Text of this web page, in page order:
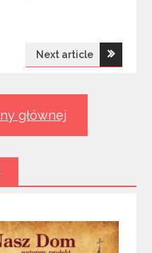
Next article
głównej